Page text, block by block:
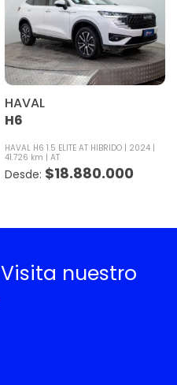
HAVAL
H6
HAVAL H6 1.5 ELITE AT HIBRIDO
2024
41.726 km
AT
$18.880.000
Visita nuestro